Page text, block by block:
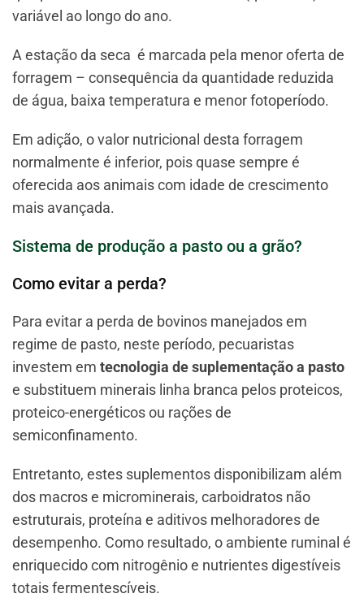
variável ao longo do ano.
A estação da seca é marcada pela menor oferta de
forragem – consequência da quantidade reduzida
de água, baixa temperatura e menor fotoperíodo.
Em adição, o valor nutricional desta forragem
normalmente é inferior, pois quase sempre é
oferecida aos animais com idade de crescimento
mais avançada.
Sistema de produção a pasto ou a grão?
Como evitar a perda?
Para evitar a perda de bovinos manejados em
regime de pasto, neste período, pecuaristas
investem em tecnologia de suplementação a pasto
e substituem minerais linha branca pelos proteicos,
proteico-energéticos ou rações de
semiconfinamento.
Entretanto, estes suplementos disponibilizam além
dos macros e microminerais, carboidratos não
estruturais, proteína e aditivos melhoradores de
desempenho. Como resultado, o ambiente ruminal é
enriquecido com nitrogênio e nutrientes digestíveis
totais fermentescíveis.